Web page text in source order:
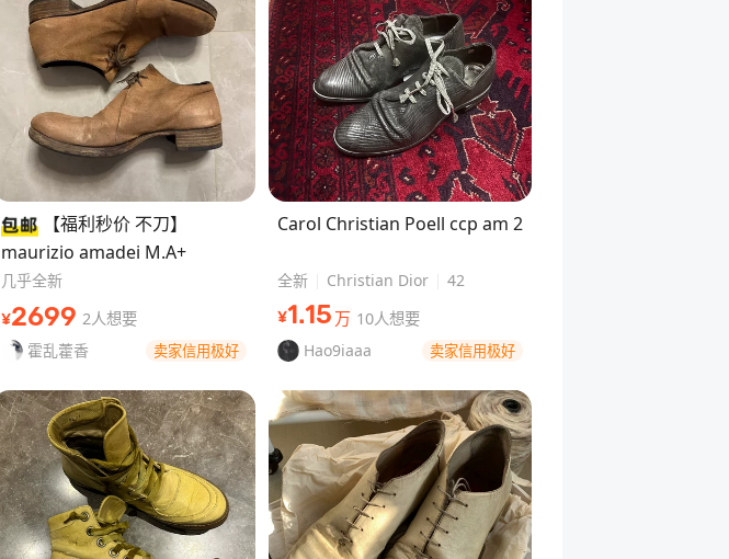
【福利秒价 不刀】
maurizio amadei M.A+
几乎全新
¥2699 2人想要
霍乱藿香
卖家信用极好
Carol Christian Poell ccp am 2
全新 Christian Dior 42
¥1 .15 万 10人想要
Hao9iaaa
卖家信用极好